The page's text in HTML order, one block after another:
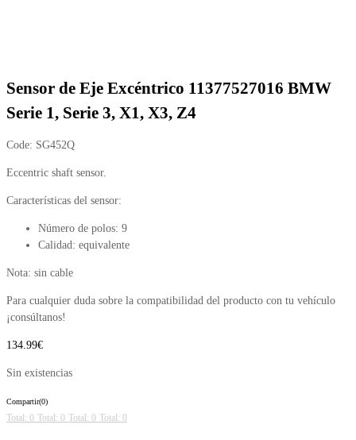
Sensor de Eje Excéntrico 11377527016 BMW
Serie 1, Serie 3, X1, X3, Z4
Code: SG452Q
Eccentric shaft sensor.
Características del sensor:
Número de polos: 9
Calidad: equivalente
Nota: sin cable
Para cualquier duda sobre la compatibilidad del producto con tu vehículo
¡consúltanos!
134.99€
Sin existencias
Compartir(0)
Total: 0 Total: 0 Total: 0 Total: 0